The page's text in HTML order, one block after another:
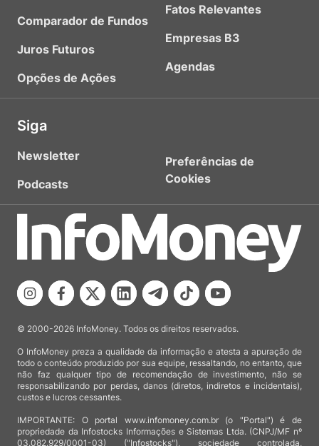
Comparador de Fundos
Juros Futuros
Opções de Ações
Fatos Relevantes
Empresas B3
Agendas
Siga
Newsletter
Podcasts
Preferências de
Cookies
© 2000-2026 InfoMoney. Todos os direitos reservados.
O InfoMoney preza a qualidade da informação e atesta a apuração de
todo o conteúdo produzido por sua equipe, ressaltando, no entanto, que
não faz qualquer tipo de recomendação de investimento, não se
responsabilizando por perdas, danos (diretos, indiretos e incidentais),
custos e lucros cessantes.
IMPORTANTE: O portal www.infomoney.com.br (o "Portal") é de
propriedade da Infostocks Informações e Sistemas Ltda. (CNPJ/MF nº
03.082.929/0001-03) ("Infostocks"), sociedade controlada,